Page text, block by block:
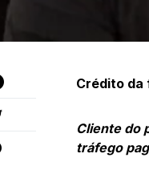
Crédito da
Cliente do
tráfego